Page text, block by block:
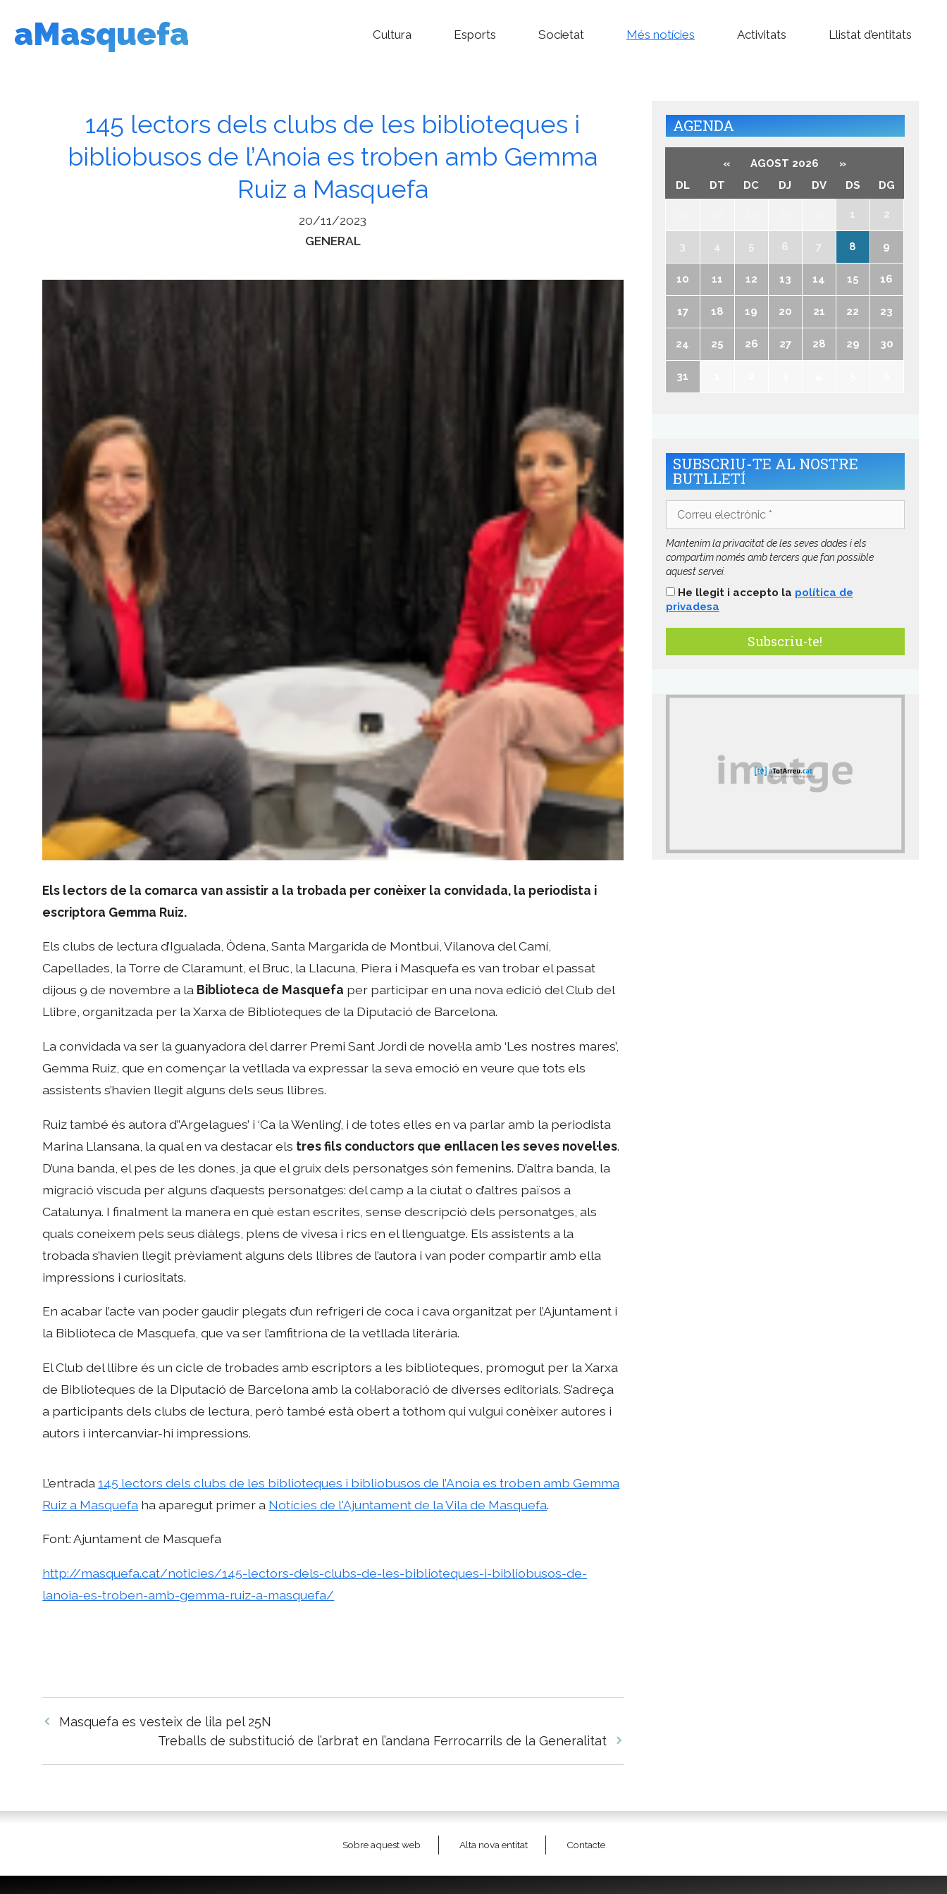
contingut
aMasquefa Cultura Esports Societat Més notícies Activitats Llistat d’entitats
145 lectors dels clubs de les biblioteques i
bibliobusos de l’Anoia es troben amb Gemma
Ruiz a Masquefa
20/11/2023
Categories
GENERAL
Els lectors de la comarca van assistir a la trobada per conèixer la convidada, la periodista i
escriptora Gemma Ruiz.
Els clubs de lectura d’Igualada, Òdena, Santa Margarida de Montbui, Vilanova del Camí,
Capellades, la Torre de Claramunt, el Bruc, la Llacuna, Piera i Masquefa es van trobar el passat
dijous 9 de novembre a la Biblioteca de Masquefa per participar en una nova edició del Club del
Llibre, organitzada per la Xarxa de Biblioteques de la Diputació de Barcelona.
La convidada va ser la guanyadora del darrer Premi Sant Jordi de novel·la amb ‘Les nostres mares’,
Gemma Ruiz, que en començar la vetllada va expressar la seva emoció en veure que tots els
assistents s’havien llegit alguns dels seus llibres.
Ruiz també és autora d’’Argelagues’ i ‘Ca la Wenling’, i de totes elles en va parlar amb la periodista
Marina Llansana, la qual en va destacar els tres fils conductors que enllacen les seves novel·les.
D’una banda, el pes de les dones, ja que el gruix dels personatges són femenins. D’altra banda, la
migració viscuda per alguns d’aquests personatges: del camp a la ciutat o d’altres països a
Catalunya. I finalment la manera en què estan escrites, sense descripció dels personatges, als
quals coneixem pels seus diàlegs, plens de vivesa i rics en el llenguatge. Els assistents a la
trobada s’havien llegit prèviament alguns dels llibres de l’autora i van poder compartir amb ella
impressions i curiositats.
En acabar l’acte van poder gaudir plegats d’un refrigeri de coca i cava organitzat per l’Ajuntament i
la Biblioteca de Masquefa, que va ser l’amfitriona de la vetllada literària.
El Club del llibre és un cicle de trobades amb escriptors a les biblioteques, promogut per la Xarxa
de Biblioteques de la Diputació de Barcelona amb la col·laboració de diverses editorials. S’adreça
a participants dels clubs de lectura, però també està obert a tothom qui vulgui conèixer autores i
autors i intercanviar-hi impressions.
L’entrada145 lectors dels clubs de les biblioteques i bibliobusos de l’Anoia es troben amb Gemma
Ruiz a Masquefa ha aparegut primer a Notícies de l'Ajuntament de la Vila de Masquefa.
Font: Ajuntament de Masquefa
http://masquefa.cat/noticies/145-lectors-dels-clubs-de-les-biblioteques-i-bibliobusos-de-
lanoia-es-troben-amb-gemma-ruiz-a-masquefa/
Navegació
Masquefa es vesteix de lila pel 25N
Treballs de substitució de l’arbrat en l’andana Ferrocarrils de la Generalitat
AGENDA
« AGOST 2026
»
DL
DT DC DJ DV DS DG
1 2
3 4 5 6 7 8 9
10 11 12 13 14 15 16
17 18 19 20 21 22 23
24 25 26 27 28 29 30
31
SUBSCRIU-TE AL NOSTRE
BUTLLETÍ
electrònic
Mantenim la privacitat de les seves dades i els
compartim només amb tercers que fan possible
aquest servei.
He llegit i accepto la política de
privadesa
Sobre aquest web Alta nova entitat Contacte